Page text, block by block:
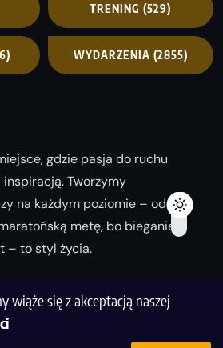
wiąże się z akceptacją naszej
TRENING (529)
WYDARZENIA (2855)
gdzie pasja do ruchu
Tworzymy
na każdym poziomie – od
metę, bo bieganie
– to styl życia.
swoją najlepszą wersję!